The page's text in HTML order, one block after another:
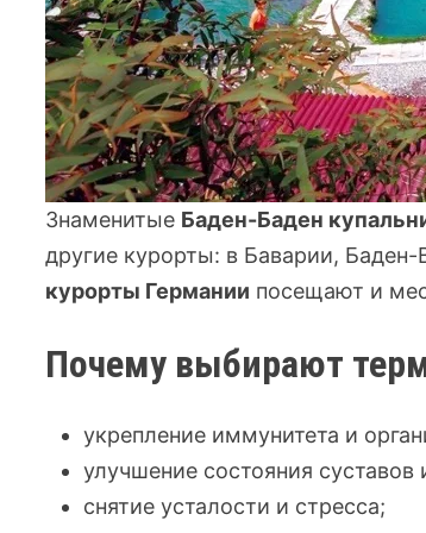
Знаменитые Баден-Баден
другие курорты: в Баварии,
курорты Германии посещают и
Почему выбирают
укрепление иммунитета и
улучшение состояния суставов
снятие усталости и стресса;